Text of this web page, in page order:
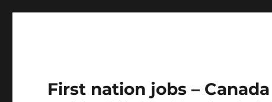
First nation jobs – Canada